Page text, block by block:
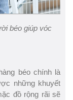
béo giúp vóc
béo chính là
những khuyết
đồ rộng rãi sẽ